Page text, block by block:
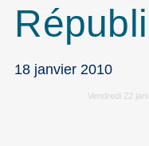
18 janvier 2010
Vendredi 22